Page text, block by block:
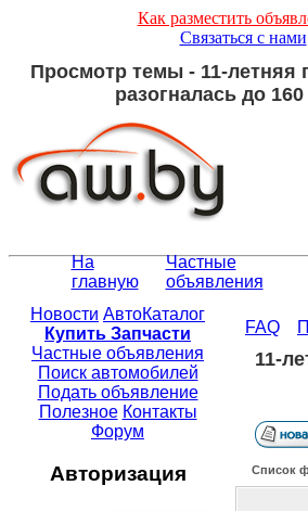
Как разместить
Связаться с нами
Просмотр темы - 11-летняя
разогналась до
На
главную
Частные
объявления
Новости АвтоКаталог
Купить Запчасти
Частные объявления
Поиск автомобилей
Подать объявление
Полезное Контакты
Форум
Авторизация
FAQ
11-
Список